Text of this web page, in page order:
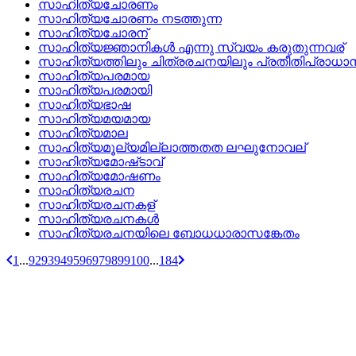
സാഹിത്യചോരണം
സാഹിത്യചോരണം നടത്തുന്ന
സാഹിത്യചോരന്
സാഹിത്യജ്ഞാനികള്‍ എന്നു സ്വയം കരുതുന്നവര്
സാഹിത്യത്തിലും ചിത്രരചനയിലും
സാഹിത്യപരമായ
സാഹിത്യപരമായി
സാഹിത്യഭാഷ
സാഹിത്യമയമായ
സാഹിത്യമാല
സാഹിത്യമൂല്യമില്ലാത്തതത ലഘുനോവല്
സാഹിത്യമോഷ്‌ടാവ്
സാഹിത്യമോഷണം
സാഹിത്യരചന
സാഹിത്യരചനകള്
സാഹിത്യരചനകള്‍
സാഹിത്യരചനയിലെ ബോധധാരാസങ്കേതം
1 ...9293949596979899100...184